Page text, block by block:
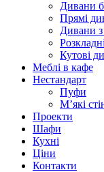
Дивани
Прямі
Дивани
Кутові
Меблі в кафе
Нестандарт
Пуфи
М’які
Проекти
Шафи
Кухні
Ціни
Контакти